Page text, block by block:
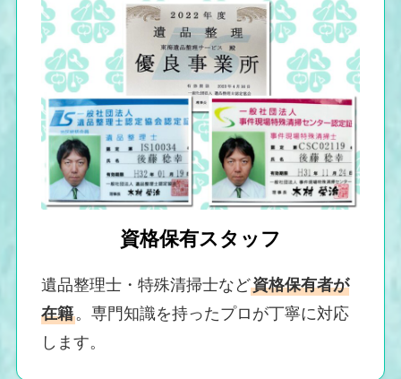
資格保有スタッフ
遺品整理士・特殊清掃士など資格保有者が
在籍。専門知識を持ったプロが丁寧に対応
します。